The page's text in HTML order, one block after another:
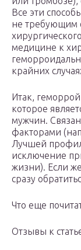
Все эти
не требующим
медицине к
крайних
Итак,
которое
мужчин.
факторами
Лучшей
исключение
жизни). Если
сразу
Что еще
Отзывы к